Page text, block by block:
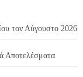
τον Αύγουστο 2026
Αποτελέσματα